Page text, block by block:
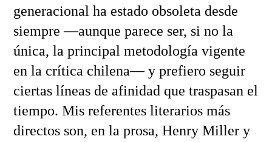
generacional ha estado obsoleta desde
siempre —aunque parece ser, si no la
única, la principal metodología vigente
en la crítica chilena— y prefiero seguir
ciertas líneas de afinidad que traspasan el
tiempo. Mis referentes literarios más
directos son, en la prosa, Henry Miller y